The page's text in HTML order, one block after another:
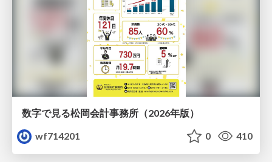
数字で見る松岡会計事務所（2026年版）
wf714201
0 410